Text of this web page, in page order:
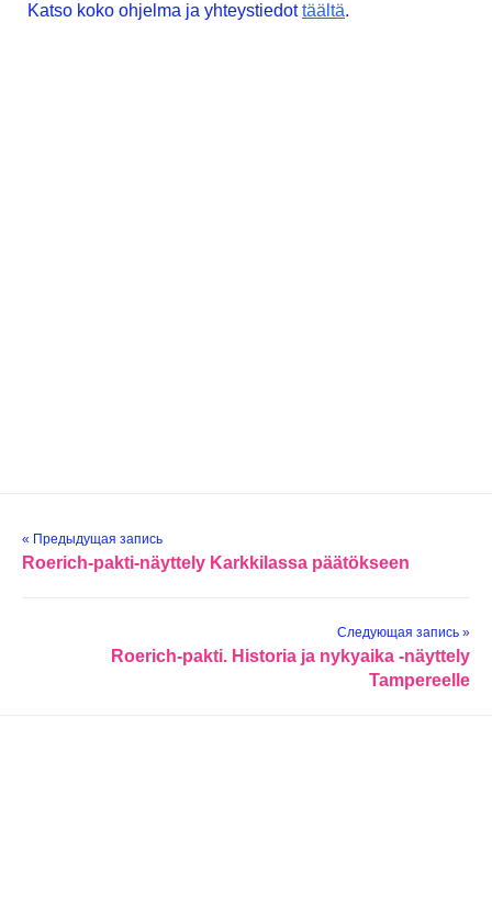
Katso koko ohjelma ja yhteystiedottäältä.
« Предыдущая запись
Roerich-pakti-näyttely Karkkilassa päätökseen
Следующая запись »
Roerich-pakti. Historia ja nykyaika -näyttely
Tampereelle